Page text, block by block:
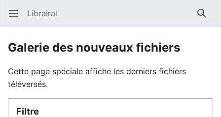
Ouvrir le menu principal Librairal
Galerie des nouveaux fichiers
Cette page spéciale affiche les derniers fichiers
téléversés.
Filtre